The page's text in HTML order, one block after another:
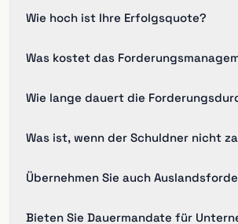
Wie hoch ist Ihre Erfolgsquote?
Was kostet das
Wie lange dauert die
Was ist, wenn der Schuldner nicht
Übernehmen Sie auch
Bieten Sie Dauermandate für